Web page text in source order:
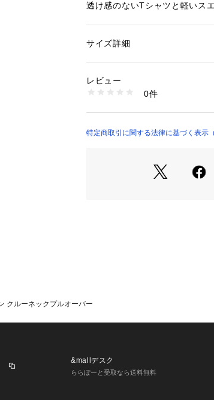
透け感のないTシャツと軽いス
にゆったりとしたシルエット、
やロングスカートなどボリュー
ランス良く合わせていただけま
性別：レディース
洗濯：手洗い、漂白不可、タンブル
ン仕上げ不可、ドライ可、ウエットク
い
12024202209 （ショップ）
サイズ詳細
レビュー
0件
特定商取引に関する法律に基づく表示
クルーネックプルオーバー
&mallデスク
ららぽーと受取なら送料無料